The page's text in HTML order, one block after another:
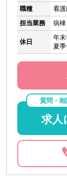
職種
看
担当業務
病棟
休日
年
夏
質問・相
求人